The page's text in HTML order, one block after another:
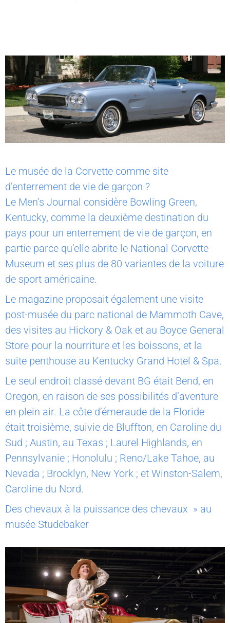
Le musée de la Corvette comme site
d’enterrement de vie de garçon ?
Le Men’s Journal considère Bowling Green,
Kentucky, comme la deuxième destination du
pays pour un enterrement de vie de garçon, en
partie parce qu’elle abrite le National Corvette
Museum et ses plus de 80 variantes de la voiture
de sport américaine.
Le magazine proposait également une visite
post-musée du parc national de Mammoth Cave,
des visites au Hickory & Oak et au Boyce General
Store pour la nourriture et les boissons, et la
suite penthouse au Kentucky Grand Hotel & Spa.
Le seul endroit classé devant BG était Bend, en
Oregon, en raison de ses possibilités d’aventure
en plein air. La côte d’émeraude de la Floride
était troisième, suivie de Bluffton, en Caroline du
Sud ; Austin, au Texas ; Laurel Highlands, en
Pennsylvanie ; Honolulu ; Reno/Lake Tahoe, au
Nevada ; Brooklyn, New York ; et Winston-Salem,
Caroline du Nord.
Des chevaux à la puissance des chevaux » au
musée Studebaker